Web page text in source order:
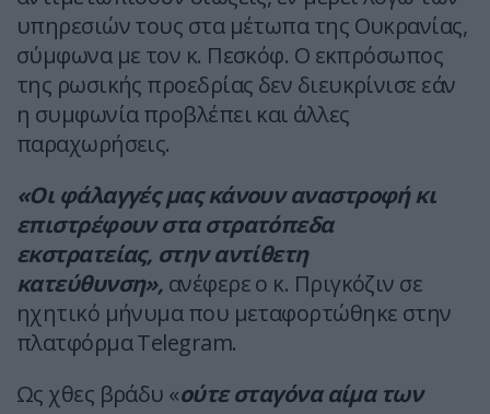
υπηρεσιών τους στα μέτωπα της Ουκρανίας,
σύμφωνα με τον κ. Πεσκόφ. Ο εκπρόσωπος
της ρωσικής προεδρίας δεν διευκρίνισε εάν
η συμφωνία προβλέπει και άλλες
παραχωρήσεις.
«Οι φάλαγγές μας κάνουν αναστροφή κι
επιστρέφουν στα στρατόπεδα
εκστρατείας, στην αντίθετη
κατεύθυνση», ανέφερε ο κ. Πριγκόζιν σε
ηχητικό μήνυμα που μεταφορτώθηκε στην
πλατφόρμα Telegram.
Ως χθες βράδυ «ούτε σταγόνα αίμα των